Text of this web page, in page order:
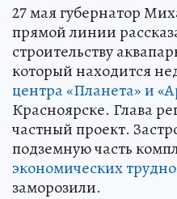
27 мая губернатор
прямой линии
строительству
который находится
центра «Планета» и
Красноярске. Глава
частный проект.
подземную часть
экономических
заморозили.